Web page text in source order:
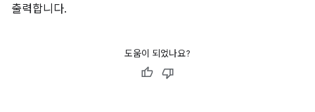
출력합니다.
도움이 되었나요?